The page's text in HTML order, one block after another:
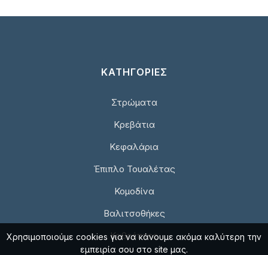
ΚΑΤΗΓΟΡΙΕΣ
Στρώματα
Κρεβάτια
Κεφαλάρια
Έπιπλο Τουαλέτας
Κομοδίνα
Βαλιτσοθήκες
Καθρέπτες
Χρησιμοποιούμε cookies για να κάνουμε ακόμα καλύτερη την
εμπειρία σου στο site μας.